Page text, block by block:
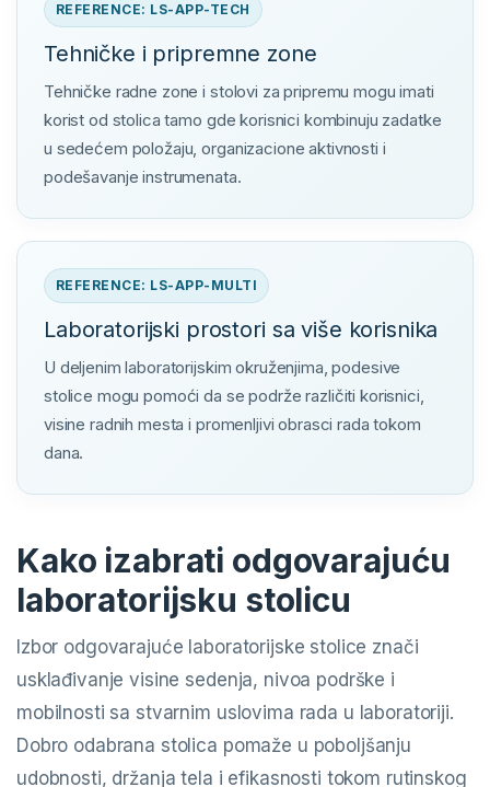
REFERENCE: LS-APP-TECH
Tehničke i pripremne zone
Tehničke radne zone i stolovi za pripremu mogu imati
korist od stolica tamo gde korisnici kombinuju zadatke
u sedećem položaju, organizacione aktivnosti i
podešavanje instrumenata.
REFERENCE: LS-APP-MULTI
Laboratorijski prostori sa više korisnika
U deljenim laboratorijskim okruženjima, podesive
stolice mogu pomoći da se podrže različiti korisnici,
visine radnih mesta i promenljivi obrasci rada tokom
dana.
Kako izabrati odgovarajuću
laboratorijsku stolicu
Izbor odgovarajuće laboratorijske stolice znači
usklađivanje visine sedenja, nivoa podrške i
mobilnosti sa stvarnim uslovima rada u laboratoriji.
Dobro odabrana stolica pomaže u poboljšanju
udobnosti, držanja tela i efikasnosti tokom rutinskog